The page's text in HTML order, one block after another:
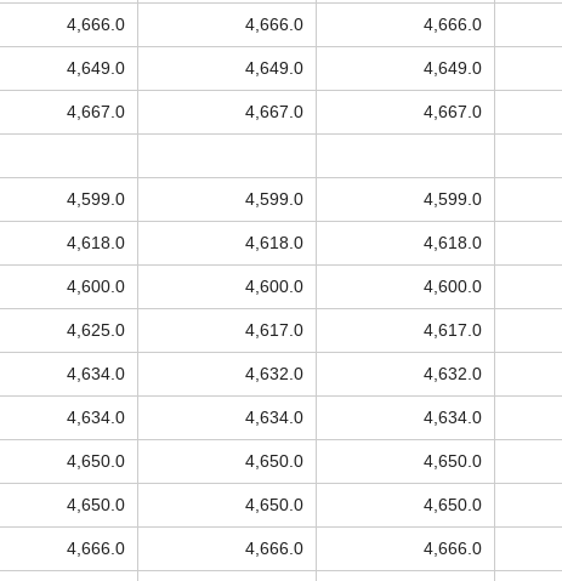
4,666.0 4,666.0 4,666.0
4,649.0 4,649.0 4,649.0
4,667.0 4,667.0 4,667.0
4,599.0 4,599.0 4,599.0
4,618.0 4,618.0 4,618.0
4,600.0 4,600.0 4,600.0
4,625.0 4,617.0 4,617.0
4,634.0 4,632.0 4,632.0
4,634.0 4,634.0 4,634.0
4,650.0 4,650.0 4,650.0
4,650.0 4,650.0 4,650.0
4,666.0 4,666.0 4,666.0